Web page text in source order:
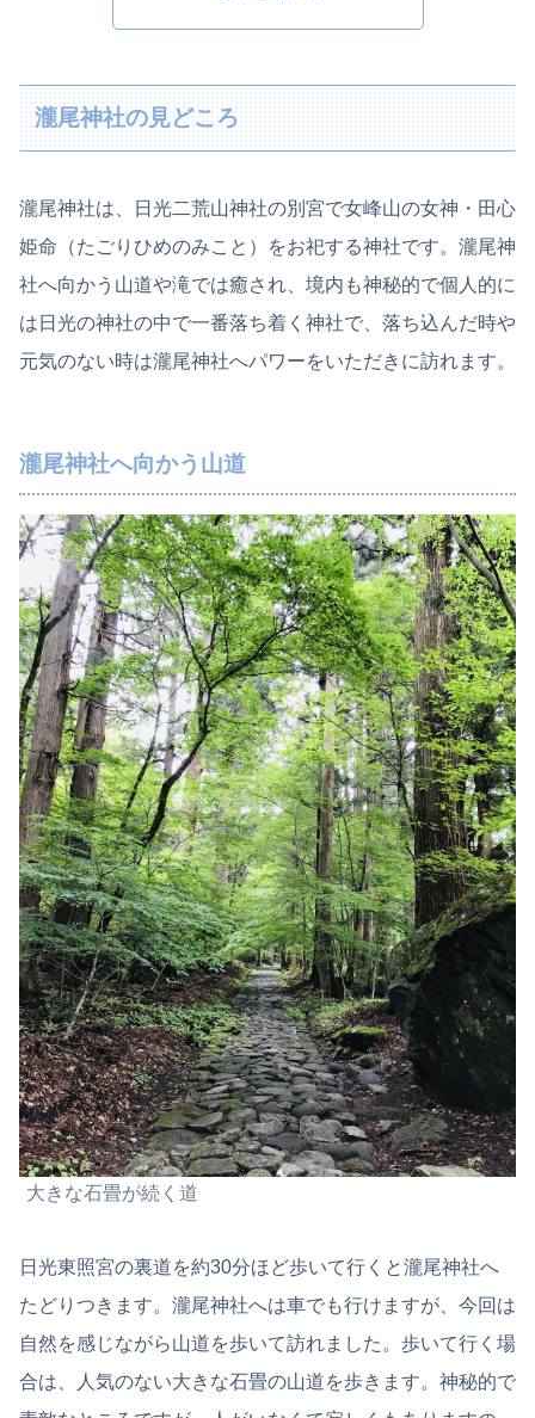
瀧尾神社の見どころ
瀧尾神社は、日光二荒山神社の別宮で女峰山の女神・田心
姫命（たごりひめのみこと）をお祀する神社です。瀧尾神
社へ向かう山道や滝では癒され、境内も神秘的で個人的に
は日光の神社の中で一番落ち着く神社で、落ち込んだ時や
元気のない時は瀧尾神社へパワーをいただきに訪れます。
瀧尾神社へ向かう山道
大きな石畳が続く道
日光東照宮の裏道を約30分ほど歩いて行くと瀧尾神社へ
たどりつきます。瀧尾神社へは車でも行けますが、今回は
自然を感じながら山道を歩いて訪れました。歩いて行く場
合は、人気のない大きな石畳の山道を歩きます。神秘的で